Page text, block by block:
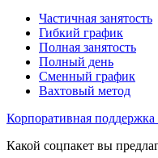
Частичная занятость
Гибкий график
Полная занятость
Полный день
Сменный график
Вахтовый метод
Корпоративная поддержка
Какой соцпакет вы